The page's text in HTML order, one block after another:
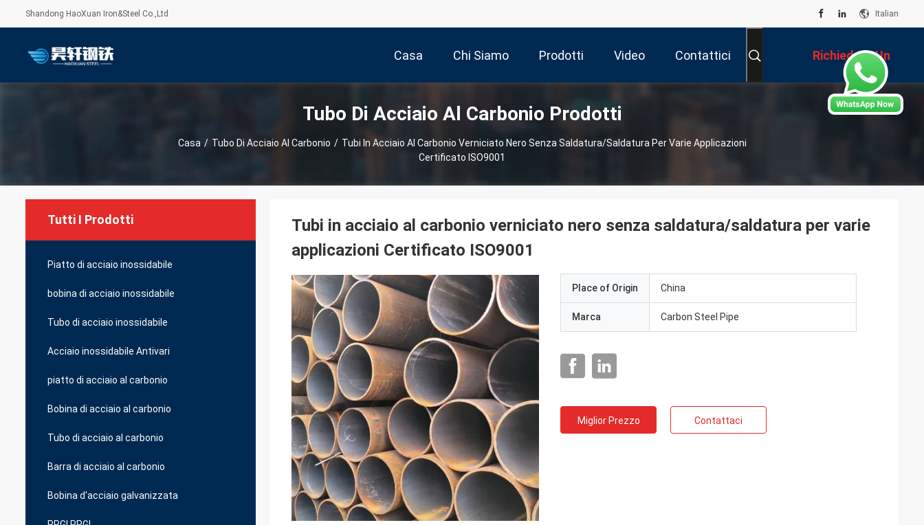
Shandong HaoXuan Iron&Steel Co.,Ltd Italian
Casa Chi Siamo Prodotti Video Contattici Richiedere Un
Preventivo
Tubo Di Acciaio Al Carbonio Prodotti
Casa / Tubo Di Acciaio Al Carbonio / Tubi In Acciaio Al Carbonio Verniciato Nero Senza Saldatura/saldatura Per Varie Applicazioni
Certificato ISO9001
Tutti I Prodotti
Piatto di acciaio inossidabile
bobina di acciaio inossidabile
Tubo di acciaio inossidabile
Acciaio inossidabile Antivari
piatto di acciaio al carbonio
Bobina di acciaio al carbonio
Tubo di acciaio al carbonio
Barra di acciaio al carbonio
Bobina d'acciaio galvanizzata
Tubi in acciaio al carbonio verniciato nero senza saldatura/saldatura per varie
applicazioni Certificato ISO9001
Place of Origin China
Marca Carbon Steel Pipe
Miglior Prezzo Contattaci